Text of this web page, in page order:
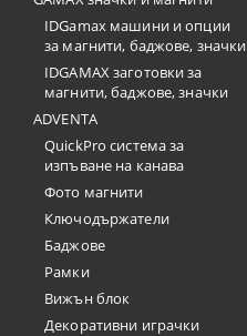
IDGamax машини и опции
за магнити, баджове, значки
IDGAMAX заготовки за
магнити, баджове, значки
ADVENTA
QuickPro система за
изпъване на канава
Фото магнити
Ключодържатели
Баджове
Рамки
Вижън блок
Декоративни играчки